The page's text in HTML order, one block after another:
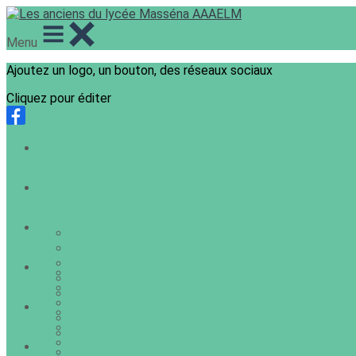
Menu
Ajoutez un logo, un bouton, des réseaux sociaux
Cliquez pour éditer